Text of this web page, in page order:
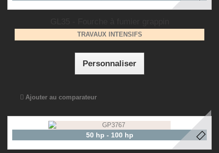
TRAVAUX INTENSIFS
Personnaliser
Ajouter au comparateur
50 hp - 100 hp